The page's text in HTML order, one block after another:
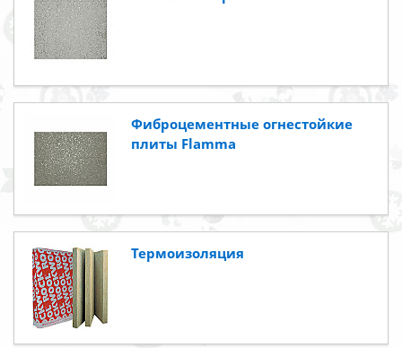
Фиброцементные огнестойкие
плиты Flamma
Термоизоляция